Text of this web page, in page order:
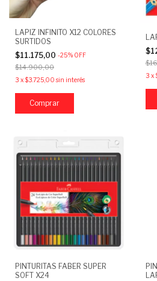
LAPIZ INFINITO X12 COLORES
SURTIDOS
$11.175,00 -25% OFF
$14.900,00
3 x$3.725,00 sin interés
3 x
PINTURITAS FABER SUPER
SOFT X24